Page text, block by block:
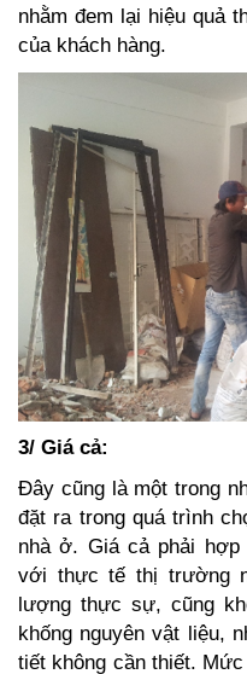
nhằm đem lại hiệu quả
của khách hàng.
3/ Giá cả:
Đây cũng là một trong
đặt ra trong quá trình
nhà ở. Giá cả phải hợp
với thực tế thị trường
lượng thực sự, cũng
khống nguyên vật liệu,
tiết không cần thiết.